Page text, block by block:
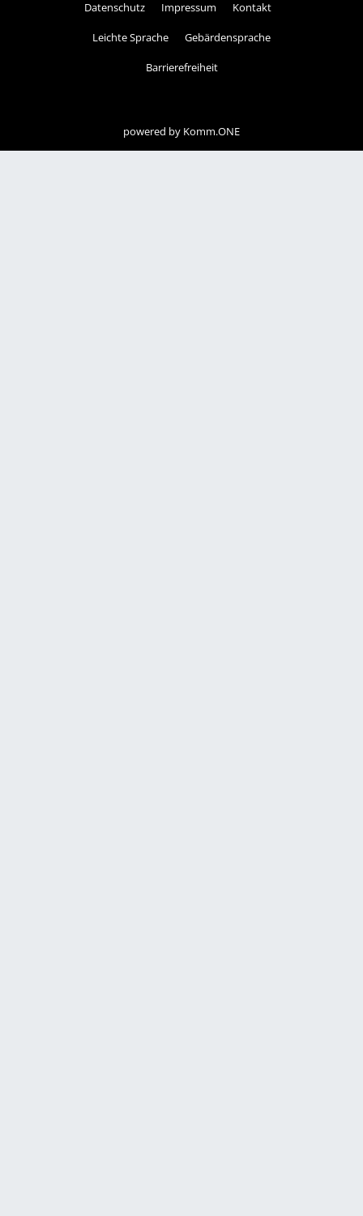
Datenschutz Impressum Kontakt
Leichte Sprache Gebärdensprache
Barrierefreiheit
powered by Komm.ONE